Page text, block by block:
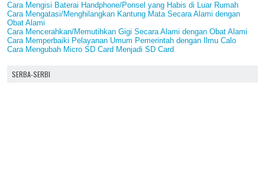
Cara Mengisi Baterai Handphone/Ponsel yang Habis di Luar Rumah
Cara Mengatasi/Menghilangkan Kantung Mata Secara Alami dengan
Obat Alami
Cara Mencerahkan/Memutihkan Gigi Secara Alami dengan Obat Alami
Cara Memperbaiki Pelayanan Umum Pemerintah dengan Ilmu Calo
Cara Mengubah Micro SD Card Menjadi SD Card
SERBA-SERBI